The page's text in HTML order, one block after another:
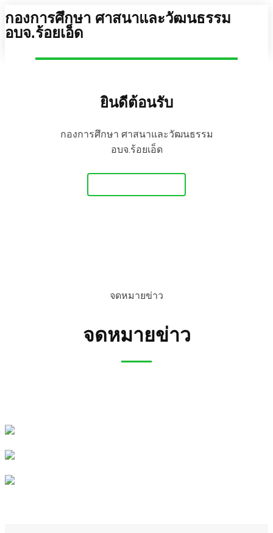
กองการศึกษา ศาสนาและวัฒนธรรม
อบจ.ร้อยเอ็ด
ยินดีต้อนรับ
กองการศึกษา ศาสนาและวัฒนธรรม
อบจ.ร้อยเอ็ด
จดหมายข่าว
จดหมายข่าว